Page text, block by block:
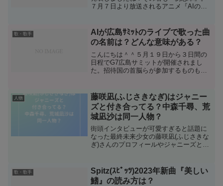
７月７日より放送されるアニメ『AIの遺
アニメ、CM等に使われてきたGReeeeN
の...
歌・歌手
AIが広島ｻﾐｯﾄのライブで歌った曲
の名前は？どんな意味がある？
こんにちは＾＾５月１９日から３日間の
日程でG7広島サミットが開催されまし
た。招待国の首脳らが参加するものも含
拡散や食料・エネルギー問題などをめぐ
って意見が交わされたそ...
人物
藤咲凪(ふじさきなぎ)はジャニー
ズと付き合ってる？中森千尋、荒
城凪沙は同一人物？
街頭インタビューが可愛すぎると話題に
なった最終未来少女の藤咲凪(ふじさきな
ぎ)さんのプロフィールやジャニーズとの
歌・歌手
Spitz(ｽﾋﾟｯﾂ)2023年新曲『美しい
鰭』の読み方は？